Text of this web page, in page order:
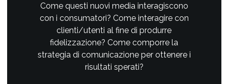
Come questi nuovi media interagiscono
con i consumatori? Come interagire con
clienti/utenti al fine di produrre
fidelizzazione? Come comporre la
strategia di comunicazione per ottenere i
risultati sperati?